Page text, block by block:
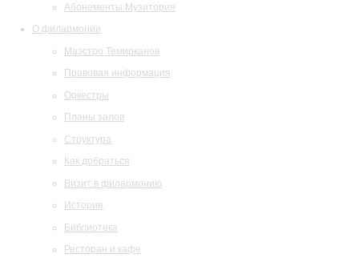
Абонементы Музитория
О филармонии
Маэстро Темирканов
Правовая информация
Оркестры
Планы залов
Структура
Как добраться
Визит в филармонию
История
Библиотека
Ресторан и кафе